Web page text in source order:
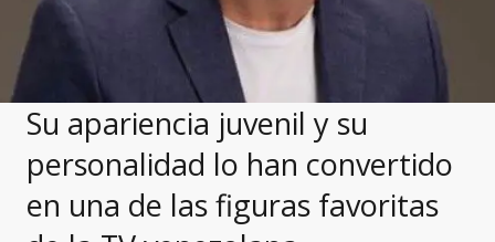
Su apariencia juvenil y su
personalidad lo han convertido
en una de las figuras favoritas